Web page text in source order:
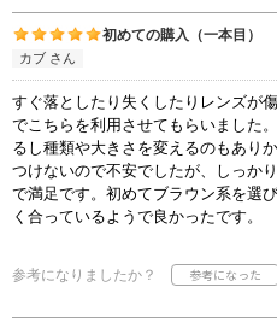
初めての購入（一本目）
カブ さん
すぐ落としたり失くしたりレンズが
でこちらを利用させてもらいました
るし種類や大きさを変えるのもあり
つけないので不安でしたが、しっか
で満足です。初めてブラウン系を選
く合っているようで良かったです。
参考になりましたか？